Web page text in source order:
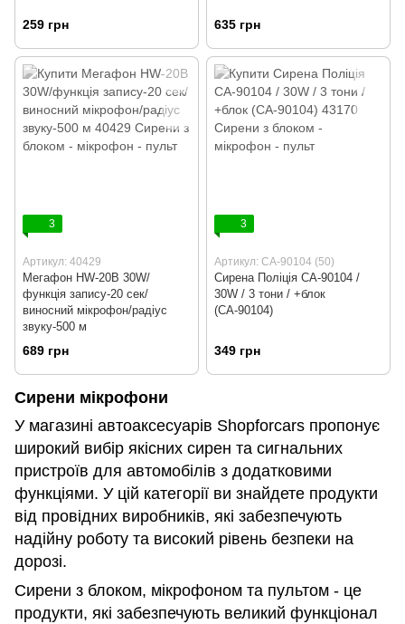
259 грн 635 грн
3
Артикул: 40429
Мегафон HW-20B 30W/
функція запису-20 сек/
виносний мікрофон/радіус
звуку-500 м
689 грн
3
Артикул: CА-90104 (50)
Сирена Поліція CА-90104 /
30W / 3 тони / +блок
(CА-90104)
349 грн
Сирени мікрофони
У магазині автоаксесуарів Shopforcars пропонує
широкий вибір якісних сирен та сигнальних
пристроїв для автомобілів з додатковими
функціями. У цій категорії ви знайдете продукти
від провідних виробників, які забезпечують
надійну роботу та високий рівень безпеки на
дорозі.
Сирени з блоком, мікрофоном та пультом - це
продукти, які забезпечують великий функціонал